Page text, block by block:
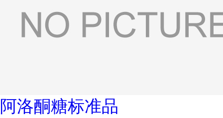
阿洛酮糖标准品